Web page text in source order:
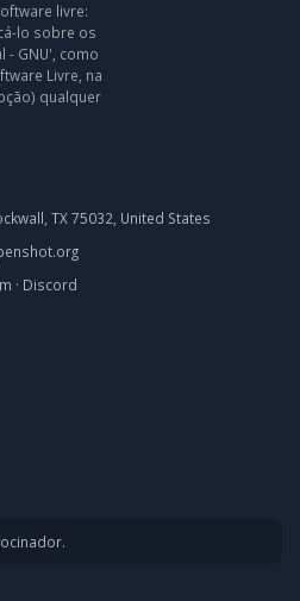
livre:
lo sobre os
- GNU', como
Livre, na
qualquer
TX 75032, United States
· Discord